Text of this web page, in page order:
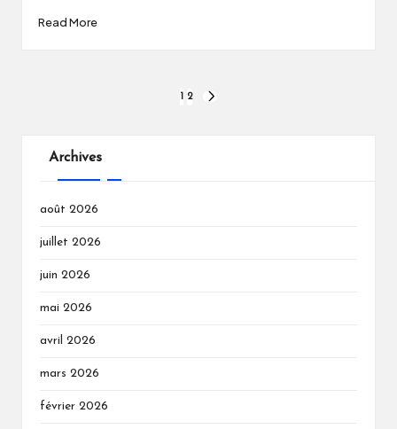
Read More
publications
2
Archives
août 2026
juillet 2026
juin 2026
mai 2026
avril 2026
mars 2026
février 2026